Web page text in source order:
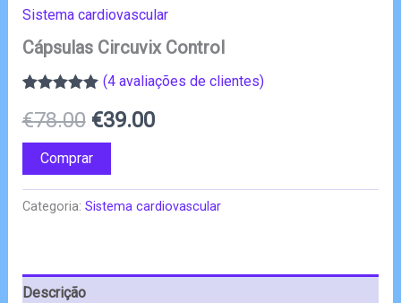
Sistema cardiovascular
Cápsulas Circuvix Control
com5.00em
5 com base
em
classificações
de clientes
(4 avaliações de clientes)
€78.00 O
preço
original
€39.00O
atual
Comprar
Categoria: Sistema cardiovascular
Descrição